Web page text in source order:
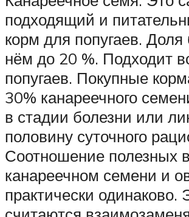
подходящий и
корм для попугаев. Доля
нём до 20 %. Подходит
попугаев. Покупные
30% канареечного
в стадии болезни или
половину суточного
Соотношение полезных
канареечном семени и
практически одинаково.